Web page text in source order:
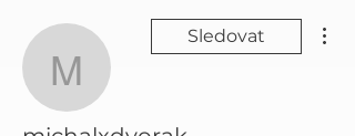
michalxdvorak
Sledovat